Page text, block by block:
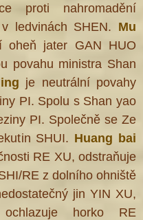
proti nahromadění
ledvinách SHEN. Mu
oheň jater GAN HUO
povahu ministra Shan
je neutrální povahy
PI. Spolu s Shan yao
PI. Společně se Ze
SHUI. Huang bai
RE XU, odstraňuje
RE z dolního ohniště
jin YIN XU,
horko RE